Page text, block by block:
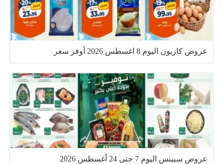
عروض كازيون اليوم 8 اغسطس 2026 أوفر سعر
عروض سبينس اليوم 7 حتى 24 أغسطس 2026